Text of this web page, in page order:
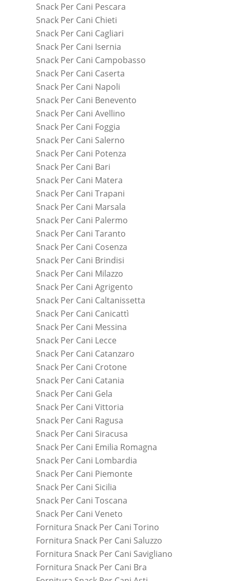
Snack Per Cani Pescara
Snack Per Cani Chieti
Snack Per Cani Cagliari
Snack Per Cani Isernia
Snack Per Cani Campobasso
Snack Per Cani Caserta
Snack Per Cani Napoli
Snack Per Cani Benevento
Snack Per Cani Avellino
Snack Per Cani Foggia
Snack Per Cani Salerno
Snack Per Cani Potenza
Snack Per Cani Bari
Snack Per Cani Matera
Snack Per Cani Trapani
Snack Per Cani Marsala
Snack Per Cani Palermo
Snack Per Cani Taranto
Snack Per Cani Cosenza
Snack Per Cani Brindisi
Snack Per Cani Milazzo
Snack Per Cani Agrigento
Snack Per Cani Caltanissetta
Snack Per Cani Canicattì
Snack Per Cani Messina
Snack Per Cani Lecce
Snack Per Cani Catanzaro
Snack Per Cani Crotone
Snack Per Cani Catania
Snack Per Cani Gela
Snack Per Cani Vittoria
Snack Per Cani Ragusa
Snack Per Cani Siracusa
Snack Per Cani Emilia Romagna
Snack Per Cani Lombardia
Snack Per Cani Piemonte
Snack Per Cani Sicilia
Snack Per Cani Toscana
Snack Per Cani Veneto
Fornitura Snack Per Cani Torino
Fornitura Snack Per Cani Saluzzo
Fornitura Snack Per Cani Savigliano
Fornitura Snack Per Cani Bra